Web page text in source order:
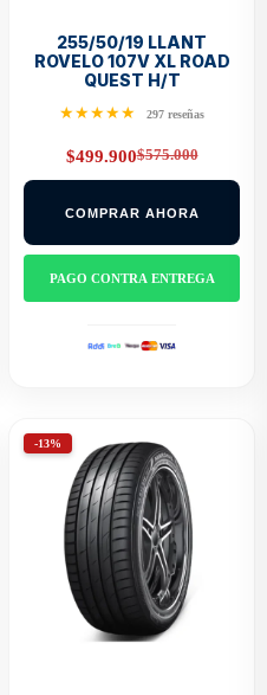
255/50/19 LLANT
ROVELO 107V XL ROAD
QUEST H/T
★★★★★ 297 reseñas
$575.000
Original
price
$575.000.
$499.900Current
price
$499.900.
COMPRAR AHORA
PAGO CONTRA ENTREGA
-13%